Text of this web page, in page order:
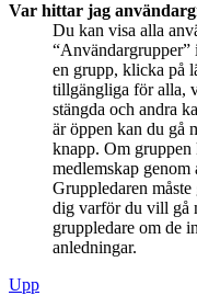
Var hittar jag
Du kan visa alla
en grupp, klicka på
tillgängliga för alla,
stängda och andra
är öppen kan du gå
knapp. Om gruppen
medlemskap
Gruppledaren
dig varför du vill gå
gruppledare om de
anledningar.
Upp